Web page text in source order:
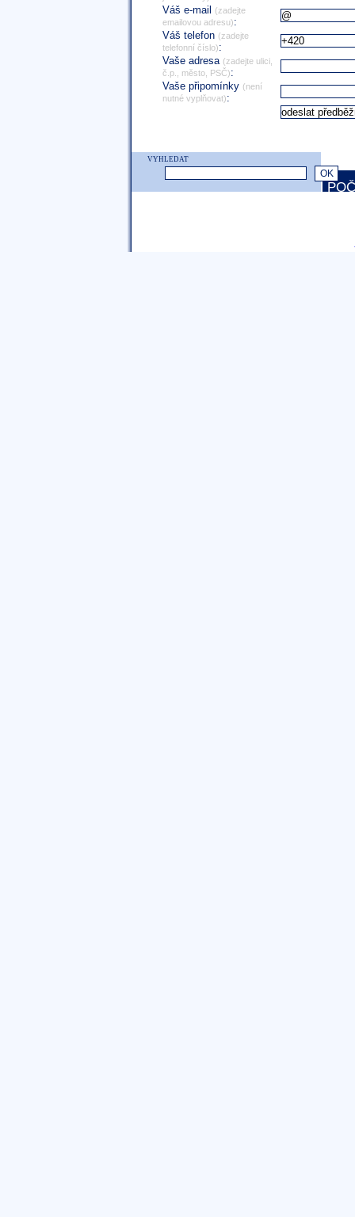
Váš e-mail
(zadejte
emailovou adresu):
Váš telefon (zadejte
telefonní číslo):
Vaše adresa (zadejte ulici,
č.p., město, PSČ):
Vaše připomínky (není
nutné vyplňovat):
VYHLEDAT